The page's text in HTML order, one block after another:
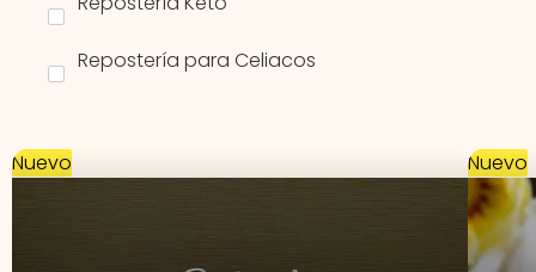
Repostería para Celiacos
Nuevo Nuevo